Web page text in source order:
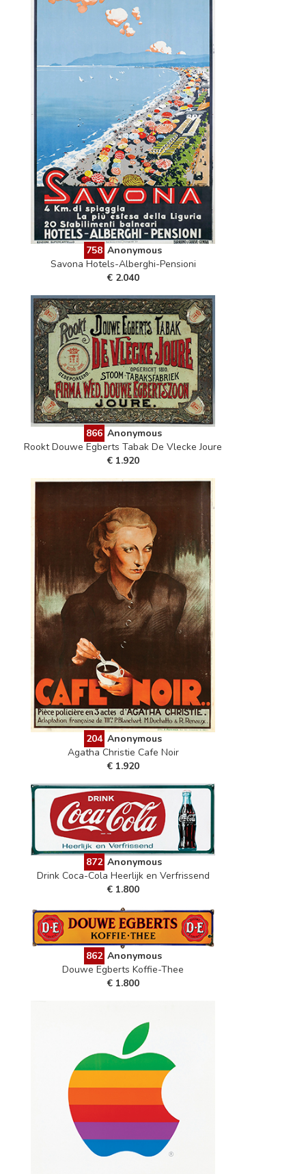
758 Anonymous
Savona Hotels-Alberghi-Pensioni
€ 2.040
866 Anonymous
Rookt Douwe Egberts Tabak De Vlecke Joure
€ 1.920
204 Anonymous
Agatha Christie Cafe Noir
€ 1.920
872 Anonymous
Drink Coca-Cola Heerlijk en Verfrissend
€ 1.800
862 Anonymous
Douwe Egberts Koffie-Thee
€ 1.800